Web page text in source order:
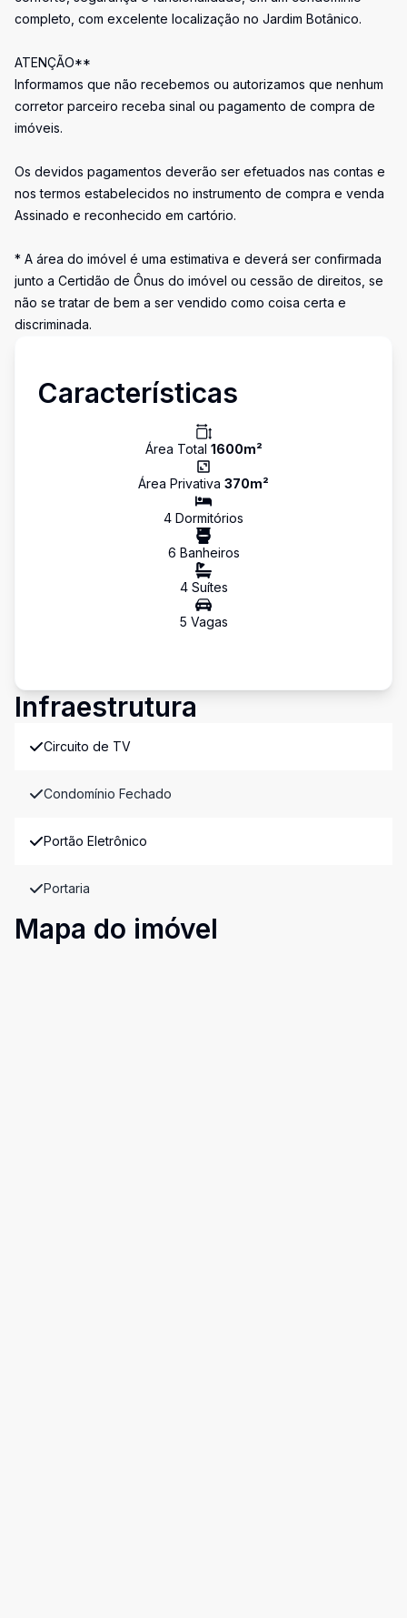
completo, com excelente localização no Jardim Botânico.
ATENÇÃO**
Informamos que não recebemos ou autorizamos que nenhum
corretor parceiro receba sinal ou pagamento de compra de
imóveis.
Os devidos pagamentos deverão ser efetuados nas contas e
nos termos estabelecidos no instrumento de compra e venda
Assinado e reconhecido em cartório.
* A área do imóvel é uma estimativa e deverá ser confirmada
junto a Certidão de Ônus do imóvel ou cessão de direitos, se
não se tratar de bem a ser vendido como coisa certa e
discriminada.
Características
Área Total 1600m²
Área Privativa 370m²
4 Dormitórios
6 Banheiros
4Suítes
5 Vagas
Infraestrutura
Circuito de TV
Condomínio Fechado
Portão Eletrônico
Portaria
Mapa do imóvel